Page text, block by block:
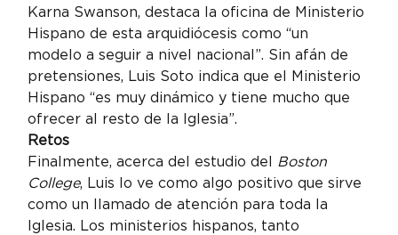
Karna Swanson, destaca la oficina de Ministerio
Hispano de esta arquidiócesis como “un
modelo a seguir a nivel nacional”. Sin afán de
pretensiones, Luis Soto indica que el Ministerio
Hispano “es muy dinámico y tiene mucho que
ofrecer al resto de la Iglesia”.
Retos
Finalmente, acerca del estudio del Boston
College, Luis lo ve como algo positivo que sirve
como un llamado de atención para toda la
Iglesia. Los ministerios hispanos, tanto